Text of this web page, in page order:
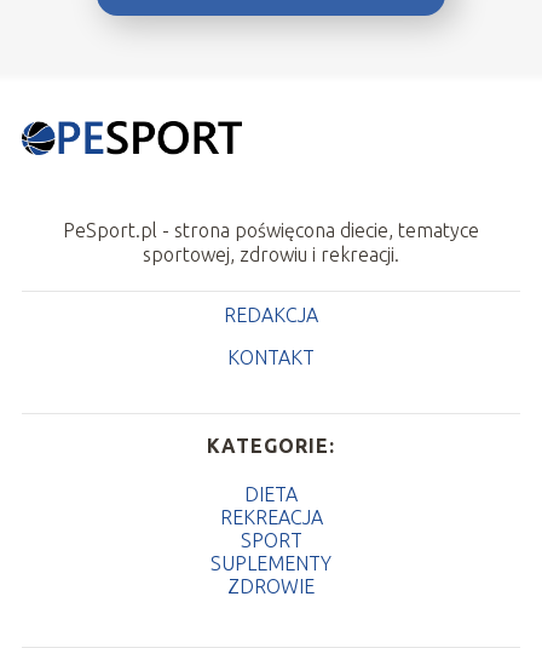
PeSport.pl - strona poświęcona diecie, tematyce
sportowej, zdrowiu i rekreacji.
REDAKCJA
KONTAKT
KATEGORIE:
DIETA
REKREACJA
SPORT
SUPLEMENTY
ZDROWIE